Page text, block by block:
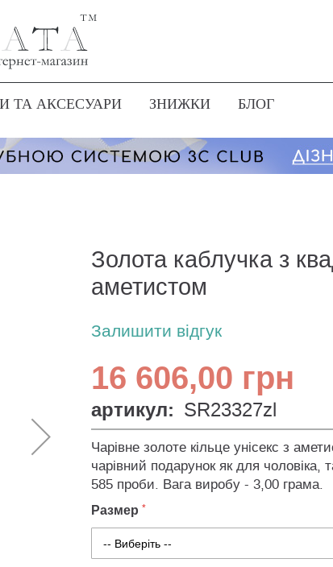
ТА АКСЕСУАРИ ЗНИЖКИ БЛОГ
Золота каблучка з
аметистом
Залишити відгук
16 606,00 грн
артикул: SR23327zl
Чарівне золоте кільце унісекс з
чарівний подарунок як для чоловіка,
585 проби. Вага виробу - 3,00 грама.
Размер